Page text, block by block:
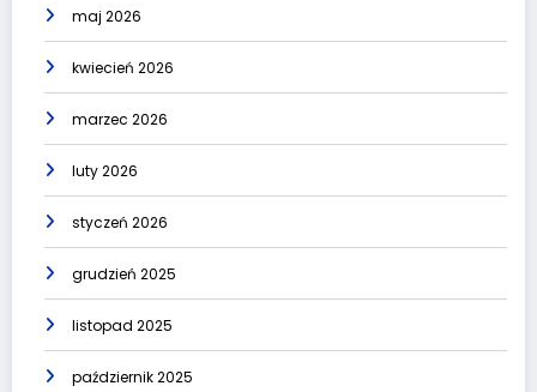
maj 2026
kwiecień 2026
marzec 2026
luty 2026
styczeń 2026
grudzień 2025
listopad 2025
październik 2025